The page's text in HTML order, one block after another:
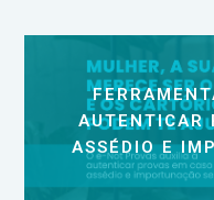
AUTENTICAR
ASSÉDIO E